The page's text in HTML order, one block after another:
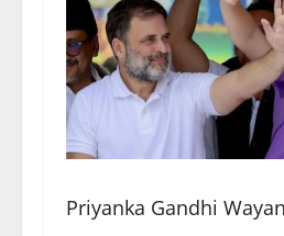
Priyanka Gandhi